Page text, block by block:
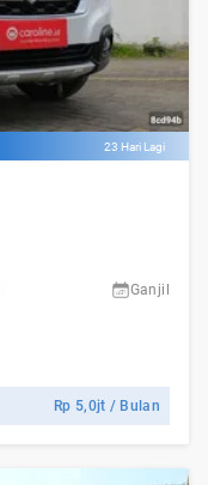
23 Hari Lagi
Ganjil
Rp 5,0jt / Bulan